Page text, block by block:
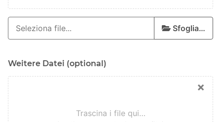
Sfoglia…
Weitere Datei (optional)
×
Trascina i file qui…